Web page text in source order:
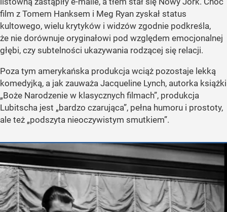
film z Tomem Hanksem i Meg Ryan zyskał status
kultowego, wielu krytyków i widzów zgodnie podkreśla,
że nie dorównuje oryginałowi pod względem emocjonalnej
głębi, czy subtelności ukazywania rodzącej się relacji.
Poza tym amerykańska produkcja wciąż pozostaje lekką
komedyjką, a jak zauważa Jacqueline Lynch, autorka książki
„Boże Narodzenie w klasycznych filmach”, produkcja
Lubitscha jest „bardzo czarująca”, pełna humoru i prostoty,
ale też „podszyta nieoczywistym smutkiem”.